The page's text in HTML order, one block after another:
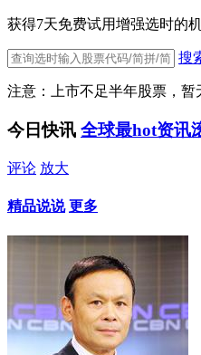
获得7天免费试用增强选时的机
搜
注意：上市不足半年股票，暂
今日快讯 全球最hot资讯
评论 放大
精品说说 更多